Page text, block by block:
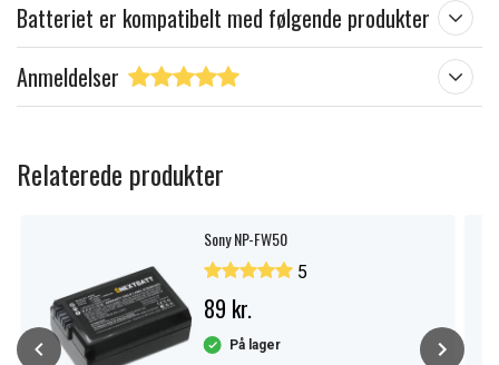
Batteriet er kompatibelt med følgende produkter
Anmeldelser
Relaterede produkter
Sony NP-FW50
5
89 kr.
På lager